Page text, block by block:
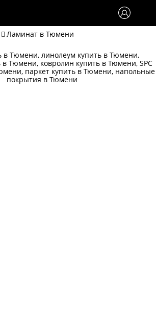
Ламинат в Тюмени
в Тюмени, линолеум купить в Тюмени,
Тюмени, ковролин купить в Тюмени, SPC
паркет купить в Тюмени, напольные
покрытия в Тюмени